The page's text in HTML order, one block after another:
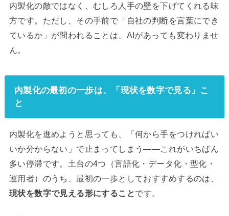
内製化の敵ではなく、むしろ人手の壁を下げてくれる味
方です。ただし、その手前で「自社の判断を言葉にでき
ているか」が問われることは、AIがあっても変わりませ
ん。
内製化の最初の一歩は、「現状を数字で見る」こ
と
内製化を進めようと思っても、「何から手をつければい
いか分からない」で止まってしまう——これがいちばん
多い停滞です。土台の4つ（言語化・データ化・型化・
運用者）のうち、最初の一歩としておすすめするのは、
現状を数字で見える形にすることです。